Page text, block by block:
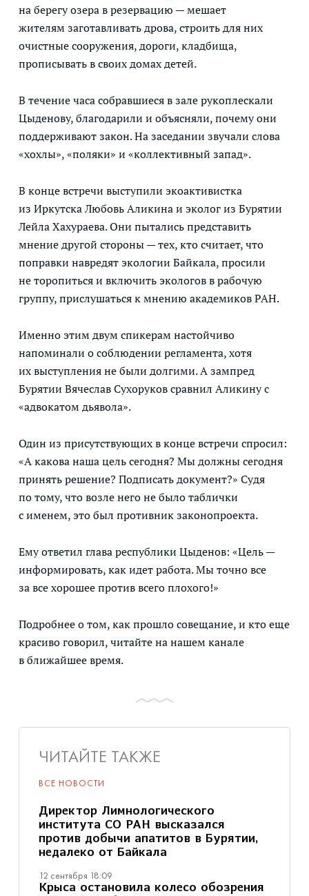
на берегу озера в резервацию — мешает
жителям заготавливать дрова, строить для них
очистные сооружения, дороги, кладбища,
прописывать в своих домах детей.
В течение часа собравшиеся в зале рукоплескали
Цыденову, благодарили и объясняли, почему они
поддерживают закон. На заседании звучали слова
«хохлы», «поляки» и «коллективный запад».
В конце встречи выступили экоактивистка
из Иркутска Любовь Аликина и эколог из Бурятии
Лейла Хахураева. Они пытались представить
мнение другой стороны — тех, кто считает, что
поправки навредят экологии Байкала, просили
не торопиться и включить экологов в рабочую
группу, прислушаться к мнению академиков РАН.
Именно этим двум спикерам настойчиво
напоминали о соблюдении регламента, хотя
их выступления не были долгими. А зампред
Бурятии Вячеслав Сухоруков сравнил Аликину с
«адвокатом дьявола».
Один из присутствующих в конце встречи спросил:
«А какова наша цель сегодня? Мы должны сегодня
принять решение? Подписать документ?» Судя
по тому, что возле него не было таблички
с именем, это был противник законопроекта.
Ему ответил глава республики Цыденов: «Цель —
информировать, как идет работа. Мы точно все
за все хорошее против всего плохого!»
Подробнее о том, как прошло совещание, и кто еще
красиво говорил, читайте на нашем канале
в ближайшее время.
ЧИТАЙТЕ ТАКЖЕ
ВСЕ НОВОСТИ
Директор Лимнологического
института СО РАН высказался
против добычи апатитов в Бурятии,
недалеко от Байкала
12 сентября 18:09
Крыса остановила колесо обозрения